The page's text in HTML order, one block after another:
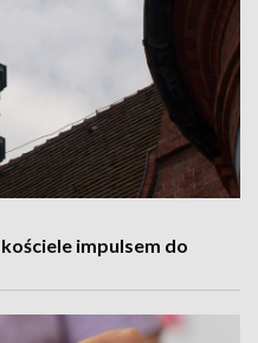
impulsem do